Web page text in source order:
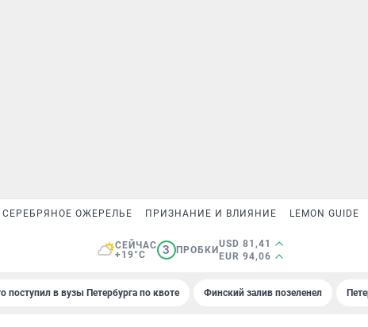
СЕРЕБРЯНОЕ ОЖЕРЕЛЬЕ ПРИЗНАНИЕ И ВЛИЯНИЕ LEMON GUIDE
СЕЙЧАС
+19°C
3 ПРОБКИ
USD 81,41
EUR 94,06
поступил в вузы Петербурга по квоте Финский залив позеленел